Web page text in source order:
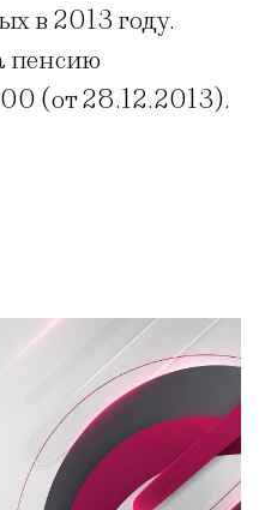
в 2013 году.
пенсию
(от 28.12.2013).